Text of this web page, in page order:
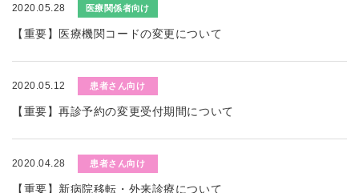
2020.05.28 医療関係者向け
【重要】医療機関コードの変更について
2020.05.12 患者さん向け
【重要】再診予約の変更受付期間について
2020.04.28 患者さん向け
【重要】新病院移転・外来診療について